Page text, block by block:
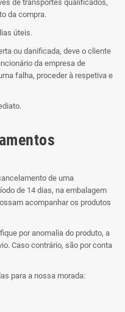
de transportes qualificados,
da compra.
úteis.
ou danificada, deve o cliente
da empresa de
falha, proceder à respetiva e
de uma
de 14 dias, na embalagem
acompanhar os produtos
por anomalia do produto, a
Caso contrário, são por conta
para a nossa morada: